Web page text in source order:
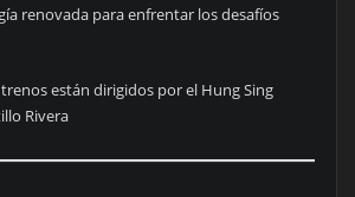
renovada para enfrentar los desafíos
están dirigidos por el Hung Sing
Rivera